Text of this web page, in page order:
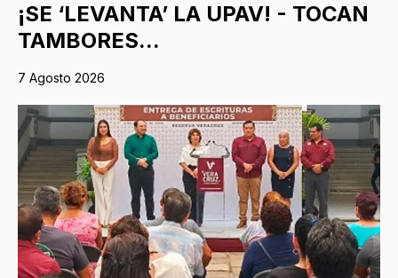
¡SE ‘LEVANTA’ LA UPAV! - TOCAN
TAMBORES...
7 Agosto 2026